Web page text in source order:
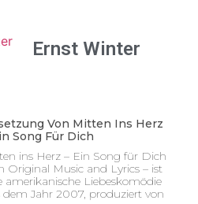
Ernst Winter
Von Mitten Ins Herz
Song Für Dich
ins Herz – Ein Song für Dich
Original Music and Lyrics – ist
amerikanische Liebeskomödie
dem Jahr 2007, produziert von